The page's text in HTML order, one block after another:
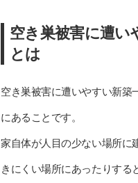
空き巣被害に遭い
とは
空き巣被害に遭いやすい新築
にあることです。
家自体が人目の少ない場所に
きにくい場所にあったりする